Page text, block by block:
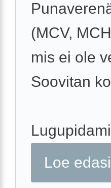
(MCV,
mis ei ole
Soovitan
Loe edasi